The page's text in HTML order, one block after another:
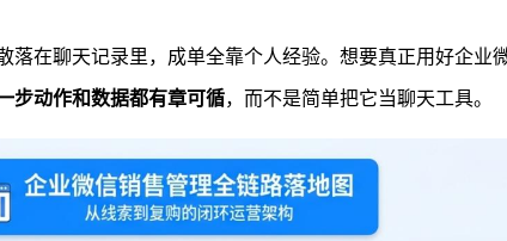
落在聊天记录里，成单全靠个人经验。想要真正用好企业
步动作和数据都有章可循，而不是简单把它当聊天工具。